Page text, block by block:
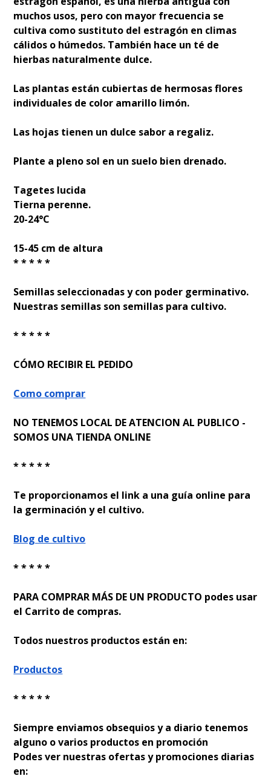
muchos usos, pero con mayor frecuencia se
cultiva como sustituto del estragón en climas
cálidos o húmedos. También hace un té de
hierbas naturalmente dulce.
Las plantas están cubiertas de hermosas flores
individuales de color amarillo limón.
Las hojas tienen un dulce sabor a regaliz.
Plante a pleno sol en un suelo bien drenado.
Tagetes lucida
Tierna perenne.
20-24°C
15-45 cm de altura
* * * * *
Semillas seleccionadas y con poder germinativo.
Nuestras semillas son semillas para cultivo.
* * * * *
CÓMO RECIBIR EL PEDIDO
Como comprar
NO TENEMOS LOCAL DE ATENCION AL PUBLICO -
SOMOS UNA TIENDA ONLINE
* * * * *
Te proporcionamos el link a una guía online para
la germinación y el cultivo.
Blog de cultivo
* * * * *
PARA COMPRAR MÁS DE UN PRODUCTO podes usar
el Carrito de compras.
Todos nuestros productos están en:
Productos
* * * * *
Siempre enviamos obsequios y a diario tenemos
alguno o varios productos en promoción
Podes ver nuestras ofertas y promociones diarias
en: